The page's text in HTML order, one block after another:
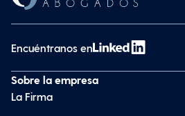
Encuéntranos en
Sobre la empresa
La Firma